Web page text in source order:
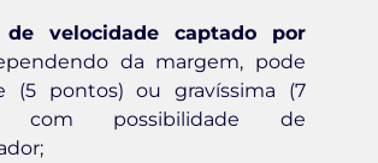
de velocidade captado por
da margem, pode
(5 pontos) ou gravíssima (7
com possibilidade de